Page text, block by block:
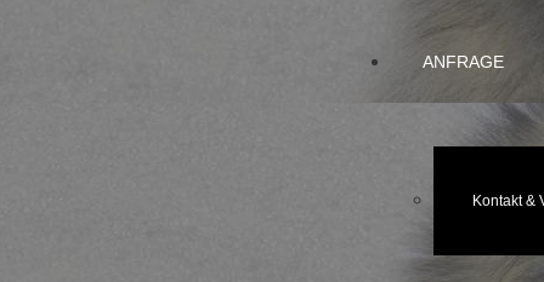
ANFRAGE
Kontakt &